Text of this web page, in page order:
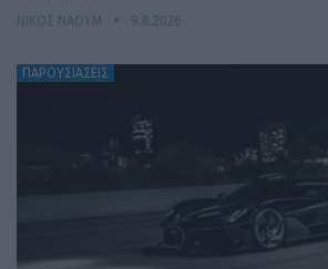
ΠΑΡΟΥΣΙΑΣΕΙΣ